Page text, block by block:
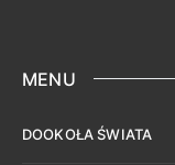
MENU
DOOKOŁA ŚWIATA